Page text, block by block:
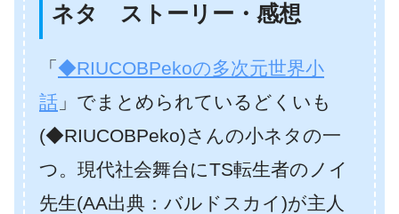
ネタ ストーリー・感想
「 ◆RIUCOBPekoの多次元世界小
話 」でまとめられているどくいも
(◆RIUCOBPeko)さんの小ネタの一
つ。 現代社会舞台にTS転生者のノイ
先生(AA出典：バルドスカイ)が主人